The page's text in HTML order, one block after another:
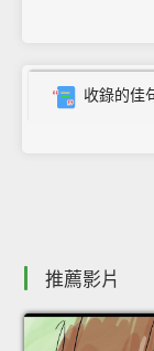
收錄的佳
推薦影片